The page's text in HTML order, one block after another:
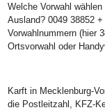
Welche Vorwahl
Ausland? 0049 38852
Vorwahlnummern (hier
Ortsvorwahl oder
Karft in Mecklenburg-
die Postleitzahl, KFZ-